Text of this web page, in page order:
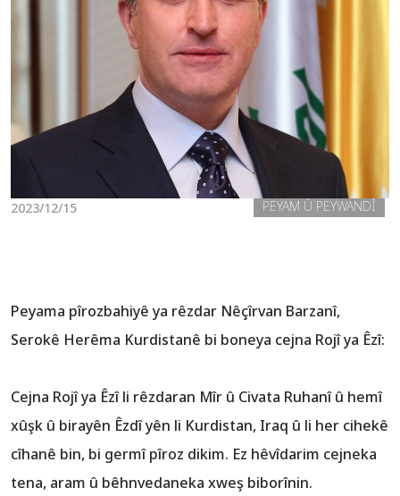
2023/12/15 PEYAM Û PEYWANDÎ
Peyama pîrozbahiyê ya rêzdar Nêçîrvan Barzanî,
Serokê Herêma Kurdistanê bi boneya cejna Rojî ya Êzî:
Cejna Rojî ya Êzî li rêzdaran Mîr û Civata Ruhanî û hemî
xûşk û birayên Êzdî yên li Kurdistan, Iraq û li her cihekê
cîhanê bin, bi germî pîroz dikim. Ez hêvîdarim cejneka
tena, aram û bêhnvedaneka xweş biborînin.